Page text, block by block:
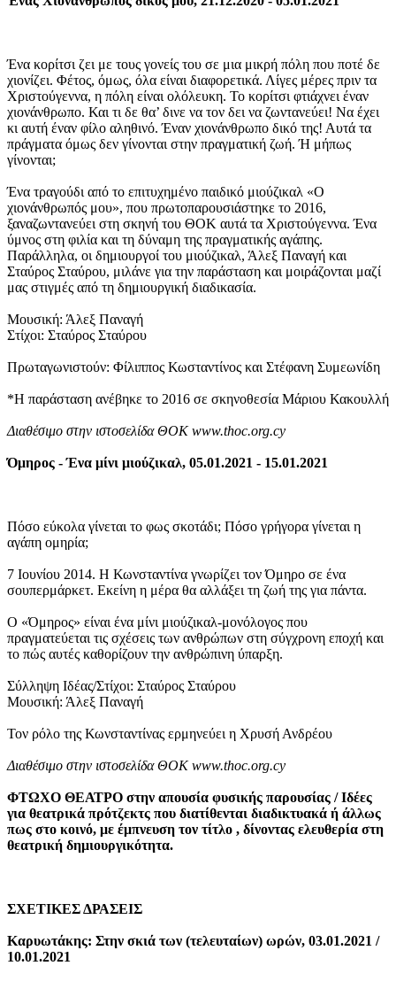
Ένα κορίτσι ζει με τους γονείς του σε μια μικρή πόλη που ποτέ δε
χιονίζει. Φέτος, όμως, όλα είναι διαφορετικά. Λίγες μέρες πριν τα
Χριστούγεννα, η πόλη είναι ολόλευκη. Το κορίτσι φτιάχνει έναν
χιονάνθρωπο. Και τι δε θα’ δινε να τον δει να ζωντανεύει! Να έχει
κι αυτή έναν φίλο αληθινό. Έναν χιονάνθρωπο δικό της! Αυτά τα
πράγματα όμως δεν γίνονται στην πραγματική ζωή. Ή μήπως
γίνονται;
Ένα τραγούδι από το επιτυχημένο παιδικό μιούζικαλ «Ο
χιονάνθρωπός μου», που πρωτοπαρουσιάστηκε το 2016,
ξαναζωντανεύει στη σκηνή του ΘΟΚ αυτά τα Χριστούγεννα. Ένα
ύμνος στη φιλία και τη δύναμη της πραγματικής αγάπης.
Παράλληλα, οι δημιουργοί του μιούζικαλ, Άλεξ Παναγή και
Σταύρος Σταύρου, μιλάνε για την παράσταση και μοιράζονται μαζί
μας στιγμές από τη δημιουργική διαδικασία.
Μουσική: Άλεξ Παναγή
Στίχοι: Σταύρος Σταύρου
Πρωταγωνιστούν: Φίλιππος Κωσταντίνος και Στέφανη Συμεωνίδη
*Η παράσταση ανέβηκε το 2016 σε σκηνοθεσία Μάριου Κακουλλή
Διαθέσιμο στην ιστοσελίδα ΘΟΚ www.thoc.org.cy
Όμηρος - Ένα μίνι μιούζικαλ, 05.01.2021 - 15.01.2021
Πόσο εύκολα γίνεται το φως σκοτάδι; Πόσο γρήγορα γίνεται η
αγάπη ομηρία;
7 Ιουνίου 2014. Η Κωνσταντίνα γνωρίζει τον Όμηρο σε ένα
σουπερμάρκετ. Εκείνη η μέρα θα αλλάξει τη ζωή της για πάντα.
Ο «Όμηρος» είναι ένα μίνι μιούζικαλ-μονόλογος που
πραγματεύεται τις σχέσεις των ανθρώπων στη σύγχρονη εποχή και
το πώς αυτές καθορίζουν την ανθρώπινη ύπαρξη.
Σύλληψη Ιδέας/Στίχοι: Σταύρος Σταύρου
Μουσική: Άλεξ Παναγή
Τον ρόλο της Κωνσταντίνας ερμηνεύει η Χρυσή Ανδρέου
Διαθέσιμο στην ιστοσελίδα ΘΟΚ www.thoc.org.cy
ΦΤΩΧΟ ΘΕΑΤΡΟ στην απουσία φυσικής παρουσίας /Ιδέες
για θεατρικά πρότζεκτς που διατίθενται διαδικτυακά ή άλλως
πως στο κοινό, με έμπνευση τον τίτλο , δίνοντας ελευθερία στη
θεατρική δημιουργικότητα.
ΣΧΕΤΙΚΕΣ ΔΡΑΣΕΙΣ
Καρυωτάκης: Στην σκιά των (τελευταίων) ωρών, 03.01.2021 /
10.01.2021